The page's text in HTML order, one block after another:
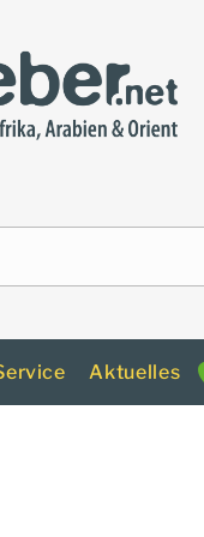
Aktuelles